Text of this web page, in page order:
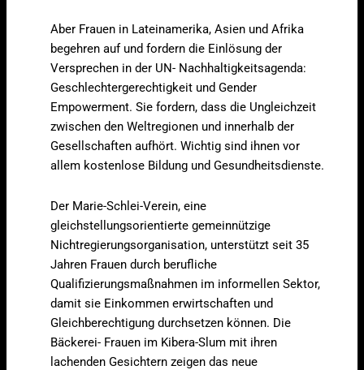
Aber Frauen in Lateinamerika, Asien und Afrika
begehren auf und fordern die Einlösung der
Versprechen in der UN- Nachhaltigkeitsagenda:
Geschlechtergerechtigkeit und Gender
Empowerment. Sie fordern, dass die Ungleichzeit
zwischen den Weltregionen und innerhalb der
Gesellschaften aufhört. Wichtig sind ihnen vor
allem kostenlose Bildung und Gesundheitsdienste.
Der Marie-Schlei-Verein, eine
gleichstellungsorientierte gemeinnützige
Nichtregierungsorganisation, unterstützt seit 35
Jahren Frauen durch berufliche
Qualifizierungsmaßnahmen im informellen Sektor,
damit sie Einkommen erwirtschaften und
Gleichberechtigung durchsetzen können. Die
Bäckerei- Frauen im Kibera-Slum mit ihren
lachenden Gesichtern zeigen das neue